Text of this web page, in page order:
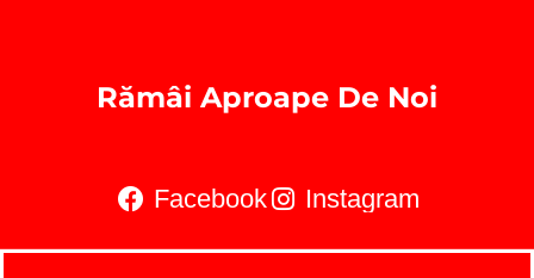
Rămâi Aproape De Noi
Facebook Instagram